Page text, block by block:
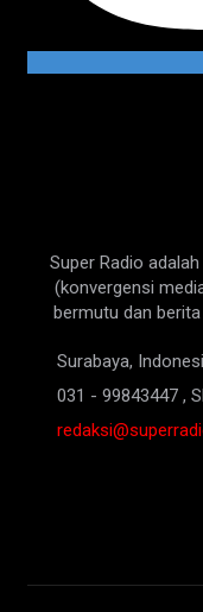
Super Radio
(konvergensi
bermutu dan
Surabaya,
031 - 99843447 ,